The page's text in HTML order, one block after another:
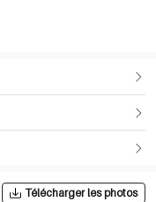
Télécharger les photos